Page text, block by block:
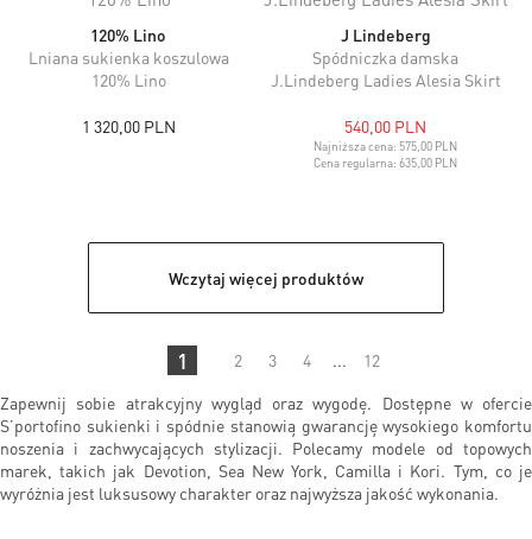
120% Lino
Lniana sukienka koszulowa
120% Lino
1 320,00 PLN
J Lindeberg
Spódniczka damska
J.Lindeberg Ladies Alesia Skirt
540,00 PLN
Najniższa cena: 575,00 PLN
Cena regularna:635,00 PLN
Wczytaj więcej produktów
1 2 3 4 ...
12
Zapewnij sobie atrakcyjny wygląd oraz wygodę. Dostępne w ofercie
S’portofino sukienki i spódnie stanowią gwarancję wysokiego komfortu
noszenia i zachwycających stylizacji. Polecamy modele od topowych
marek, takich jak Devotion, Sea New York, Camilla i Kori. Tym, co je
wyróżnia jest luksusowy charakter oraz najwyższa jakość wykonania.